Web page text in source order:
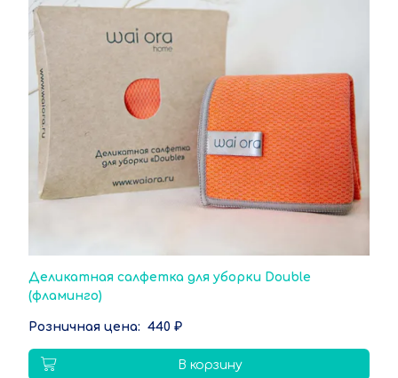
Деликатная салфетка для уборки Double
(фламинго)
440 ₽
В корзину